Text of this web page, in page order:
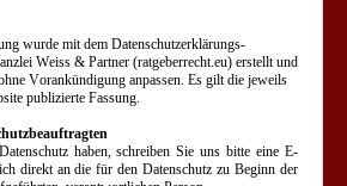
wurde mit dem Datenschutzerklärungs-
Weiss & Partner (ratgeberrecht.eu) erstellt und
Vorankündigung anpassen. Es gilt die jeweils
publizierte Fassung.
haben, schreiben Sie uns bitte eine E-
direkt an die für den Datenschutz zu Beginn der